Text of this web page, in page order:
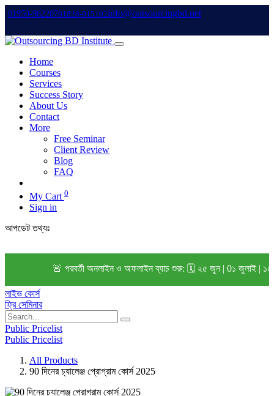
01950-96220701828-015102info@outsourcingbd.net
Home
Courses
Services
Success Story
About Us
Contact
More
Free Seminar
Client Review
Blog
FAQ
My Cart 0
Sign in
আপডেট তথ্যঃ
🚨 পরবর্তী অনলাইন ও অফলাইন ব্যাচ শুরু: 🗓️ ২৫ জুন | 0১ জুলাই | ১৫
লাইভ কোর্স
ফ্রি সেমিনার
Public Pricelist
Public Pricelist
All Products
90 দিনের চ্যালেঞ্জ প্রোগ্রাম কোর্স 2025